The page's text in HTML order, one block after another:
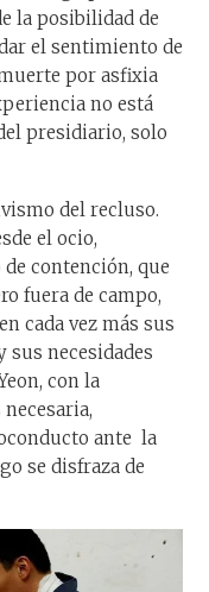
la posibilidad de
el sentimiento de
por asfixia
no está
presidiario, solo
del recluso.
el ocio,
contención, que
fuera de campo,
cada vez más sus
sus necesidades
con la
ante la
se disfraza de